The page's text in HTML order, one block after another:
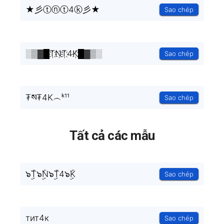
★彡ⓣⓝⓣ4ⓚ彡★ Sao chép
░▒▓█T҉N҉T҉4K҉█▓▒░ Sao chép
₮ས₮4K︵ᵏ¹¹ Sao chép
Tất cả các mẫu
๖ۣۜT๖ۣۜN๖ۣۜT4๖ۣۜK Sao chép
тит4к Sao chép